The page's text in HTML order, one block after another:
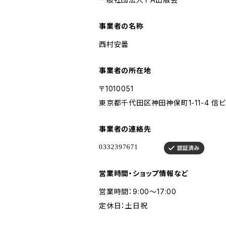
事業者の名称
西村安曇
事業者の所在地
〒1010051
東京都千代田区神田神保町1-11-4 信ビ
事業者の連絡先
営業時間・ショップ情報など
営業時間：9:00～17:00
定休日：土日祝